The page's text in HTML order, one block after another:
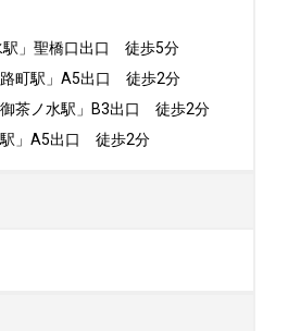
」聖橋口出口　徒歩5分
町駅」A5出口　徒歩2分
茶ノ水駅」B3出口　徒歩2分
」A5出口　徒歩2分